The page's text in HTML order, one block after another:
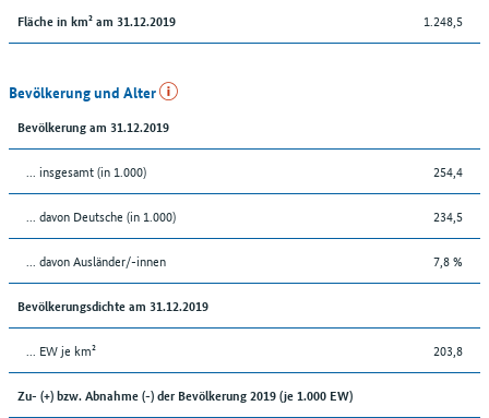
Fläche in km² am 31.12.2019 1.248,5
Bevölkerung und Alter
Bevölkerung am 31.12.2019
... insgesamt (in 1.000) 254,4
... davon Deutsche (in 1.000) 234,5
... davon Ausländer/-innen 7,8 %
Bevölkerungsdichte am 31.12.2019
... EW je km² 203,8
Zu- (+) bzw. Abnahme (-) der Bevölkerung 2019 (je 1.000 EW)